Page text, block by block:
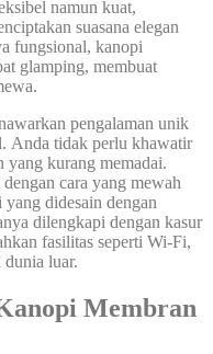
namun kuat,
suasana elegan
fungsional, kanopi
glamping, membuat
pengalaman unik
Anda tidak perlu khawatir
yang kurang memadai.
cara yang mewah
didesain dengan
dilengkapi dengan kasur
fasilitas seperti Wi-Fi,
dunia luar.
Membran